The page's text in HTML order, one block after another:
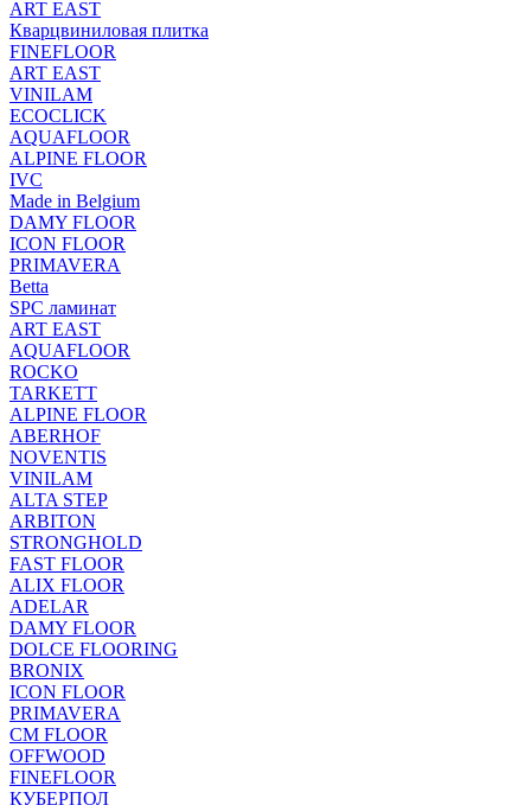
ART EAST
Кварцвиниловая плитка
FINEFLOOR
ART EAST
VINILAM
ECOCLICK
AQUAFLOOR
ALPINE FLOOR
IVC
Made in Belgium
DAMY FLOOR
ICON FLOOR
PRIMAVERA
Betta
SPC ламинат
ART EAST
AQUAFLOOR
ROCKO
TARKETT
ALPINE FLOOR
ABERHOF
NOVENTIS
VINILAM
ALTA STEP
ARBITON
STRONGHOLD
FAST FLOOR
ALIX FLOOR
ADELAR
DAMY FLOOR
DOLCE FLOORING
BRONIX
ICON FLOOR
PRIMAVERA
CM FLOOR
OFFWOOD
FINEFLOOR
КУБЕРПОЛ